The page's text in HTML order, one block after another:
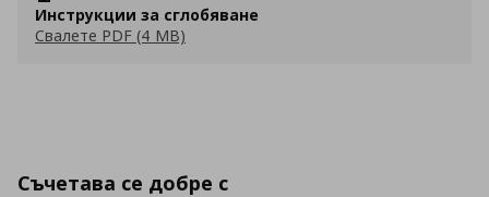
Инструкции за сглобяване
Свалете PDF (4 MB)
Съчетава се добре с